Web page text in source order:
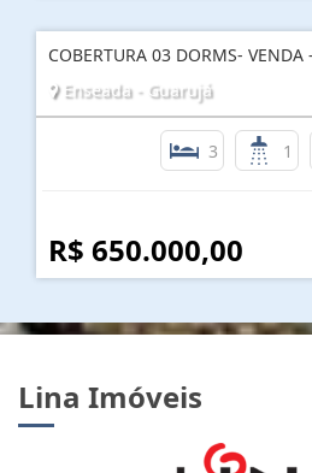
COBERTURA 03 DORMS- VENDA
Enseada - Guarujá
3 1
R$ 650.000,00
Lina Imóveis